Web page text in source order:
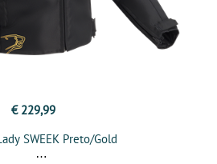
€ 229,99
SWEEK Preto/Gold